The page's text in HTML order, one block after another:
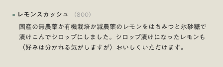
● レモンスカッシュ （800）
国産の無農薬か有機栽培か減農薬のレモンをはちみつと氷砂糖で
漬けこんでシロップにしました。シロップ漬けになったレモンも
（好みは分かれる気がしますが）おいしくいただけます。